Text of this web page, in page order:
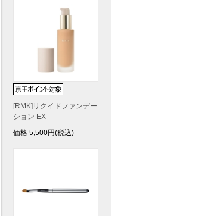
[RMK]リクイドファンデー
ション EX
価格 5,500円(税込)